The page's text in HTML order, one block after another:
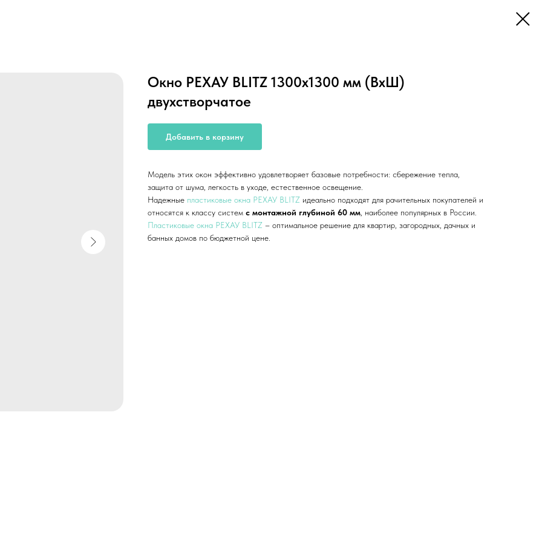
Окно РЕХАУ BLITZ 1300х1300 мм (ВхШ)
двухстворчатое
Добавить в корзину
Модель этих окон эффективно удовлетворяет базовые потребности: сбережение тепла,
защита от шума, легкость в уходе, естественное освещение.
Надежные пластиковые окна РЕХАУ BLITZ идеально подходят для рачительных покупателей и
относятся к классу систем с монтажной глубиной 60 мм, наиболее популярных в России.
Пластиковые окна РЕХАУ BLITZ – оптимальное решение для квартир, загородных, дачных и
банных домов по бюджетной цене.